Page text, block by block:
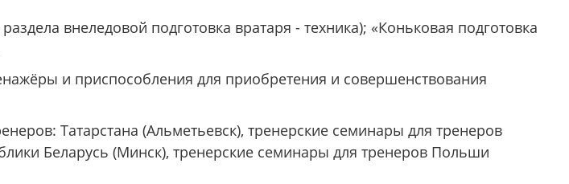
внеледовой подготовка вратаря - техника); «Коньковая подготовка
и приспособления для приобретения и совершенствования
Татарстана (Альметьевск), тренерские семинары для тренеров
Беларусь (Минск), тренерские семинары для тренеров Польши